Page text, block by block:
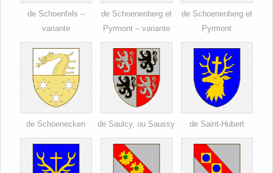
de Schoenfels –
variante
de Schoenenberg et
Pyrmont – variante
de Schoenenberg et
Pyrmont
de Schoenecken de Saulcy, ou Saussy de Saint-Hubert